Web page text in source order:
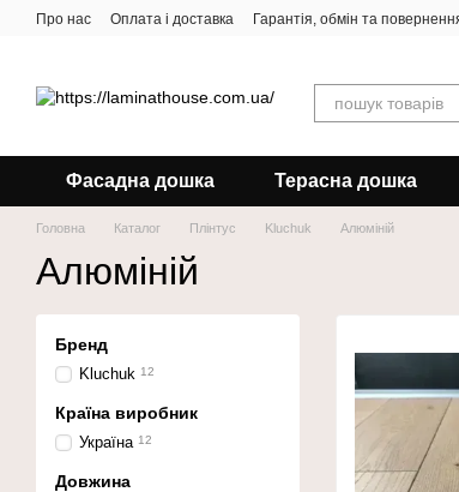
Перейти до основного контенту
Про нас Оплата і доставка Гарантія, обмін та
Фасадна дошка Терасна дошка
Головна Каталог Плінтус Kluchuk Алюміній
Алюміній
Бренд
Kluchuk 12
Країна виробник
Україна 12
Довжина